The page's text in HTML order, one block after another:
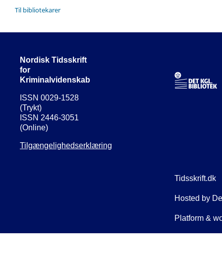
Til bibliotekarer
Nordisk Tidsskrift
for
Kriminalvidenskab
ISSN 0029-1528
(Trykt)
ISSN 2446-3051
(Online)
Tilgængelighedserklæring